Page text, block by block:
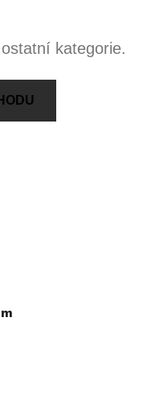
kategorie.